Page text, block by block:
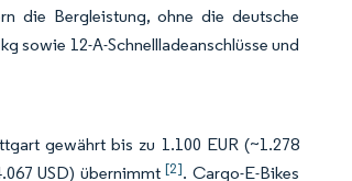
die Bergleistung, ohne die deutsche
sowie 12-A-Schnellladeanschlüsse und
gewährt bis zu 1.100 EUR (~1.278
USD) übernimmt[2]. Cargo-E-Bikes